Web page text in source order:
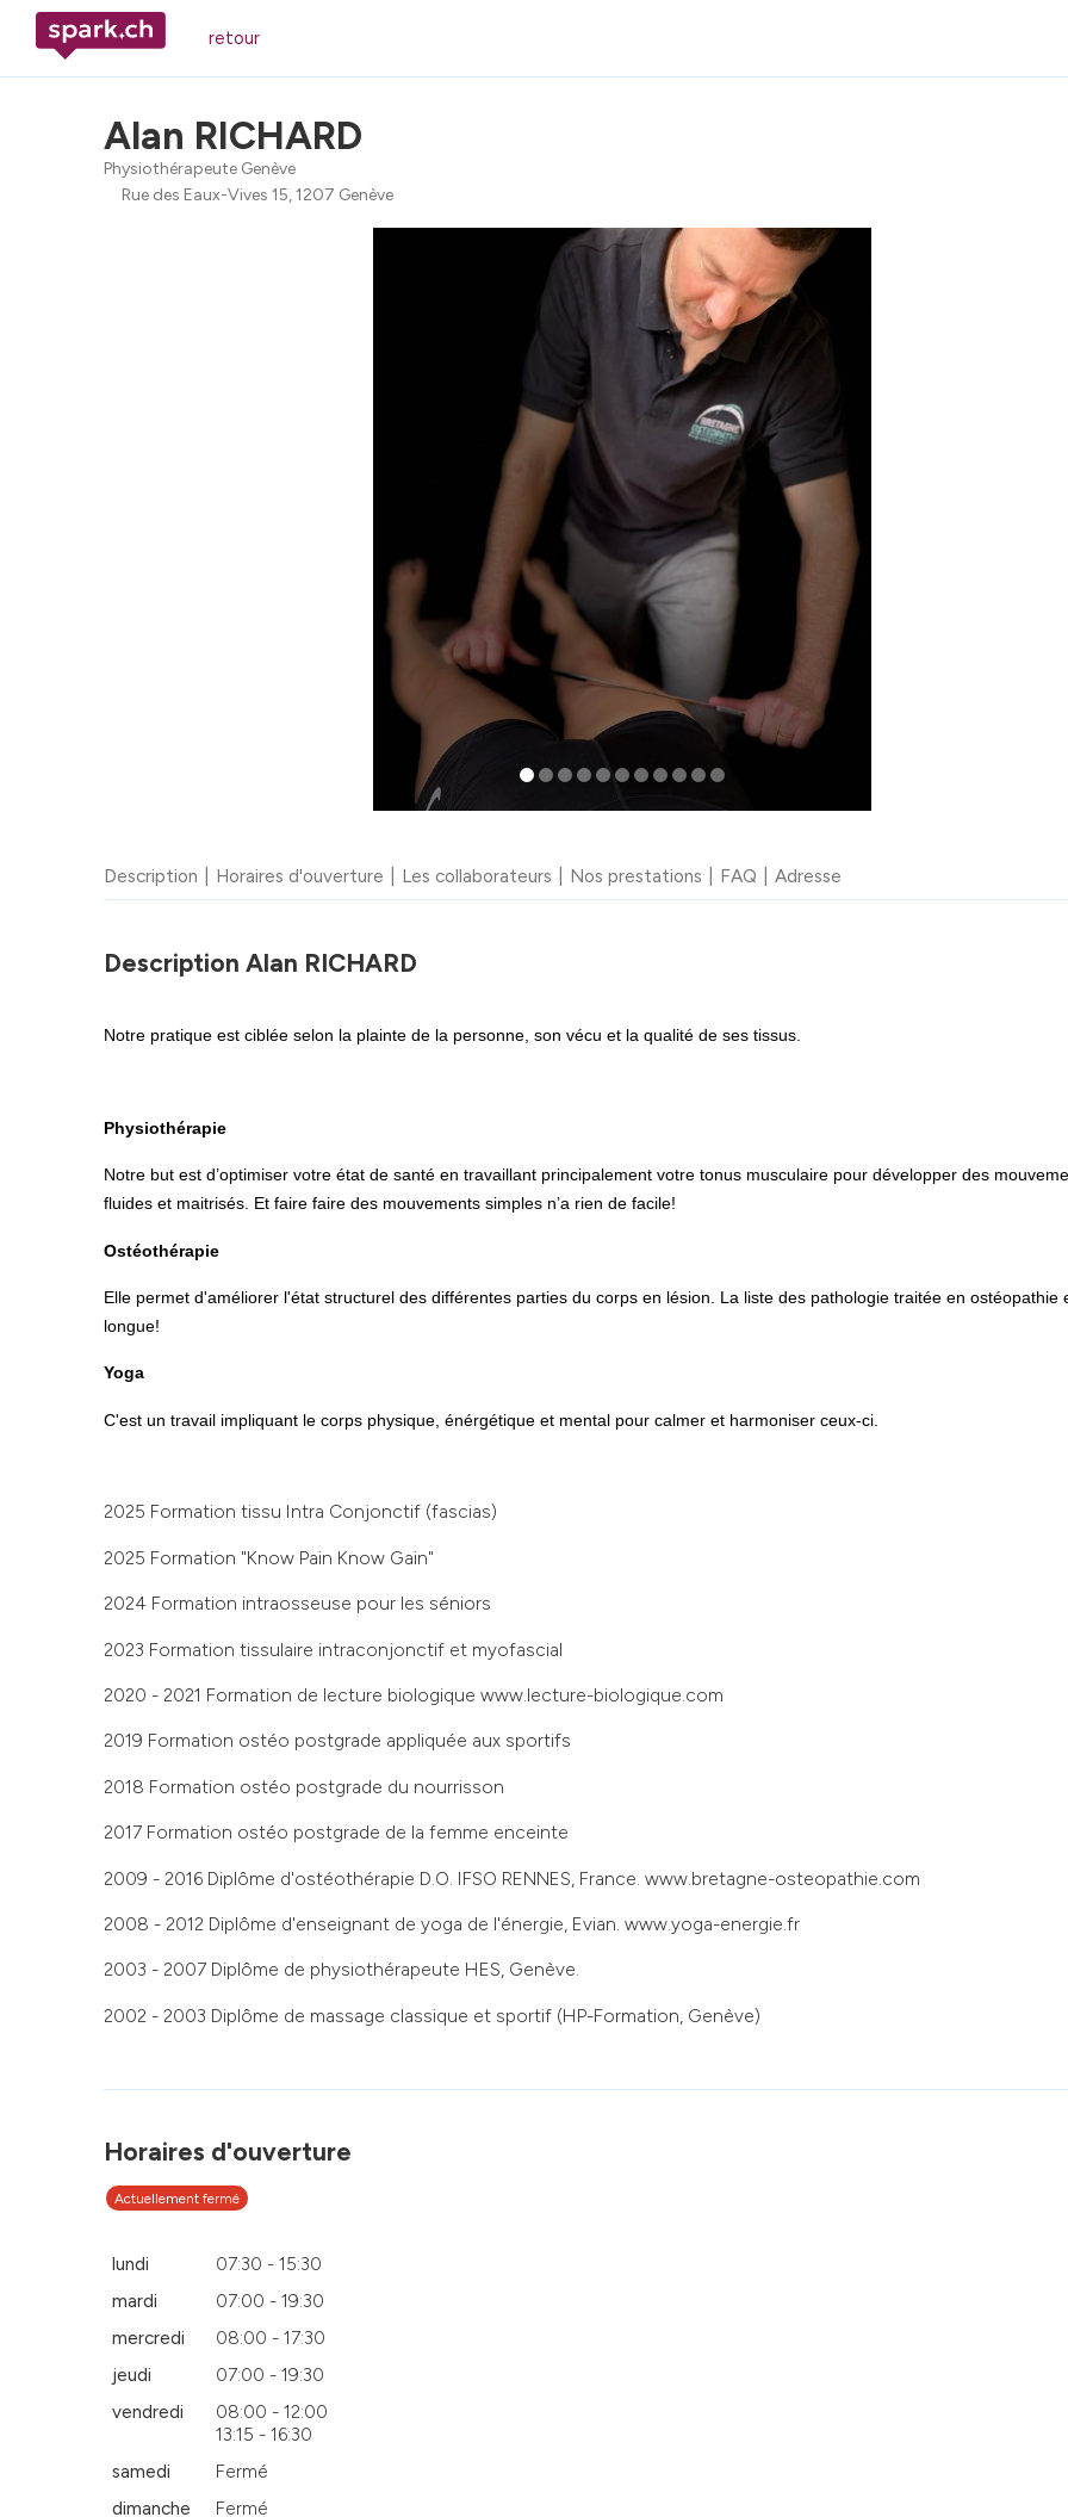
retour
Alan RICHARD
Physiothérapeute Genève
Rue des Eaux-Vives 15, 1207 Genève
Description Horaires d'ouverture Les collaborateurs Nos prestations FAQ Adresse
Description Alan RICHARD
Notre pratique est ciblée selon la plainte de la personne, son vécu et la qualité de ses tissus.
Physiothérapie
Notre but est d’optimiser votre état de santé en travaillant principalement votre tonus musculaire pour développer des
fluides et maitrisés. Et faire faire des mouvements simples n’a rien de facile!
Ostéothérapie
Elle permet d'améliorer l'état structurel des différentes parties du corps en lésion. La liste des pathologie traitée en ostéopathie
longue!
Yoga
C'est un travail impliquant le corps physique, énérgétique et mental pour calmer et harmoniser ceux-ci.
2025 Formation tissu Intra Conjonctif (fascias)
2025 Formation "Know Pain Know Gain"
2024 Formation intraosseuse pour les séniors
2023 Formation tissulaire intraconjonctif et myofascial
2020 - 2021 Formation de lecture biologique www.lecture-biologique.com
2019 Formation ostéo postgrade appliquée aux sportifs
2018 Formation ostéo postgrade du nourrisson
2017 Formation ostéo postgrade de la femme enceinte
2009 - 2016 Diplôme d'ostéothérapie D.O. IFSO RENNES, France. www.bretagne-osteopathie.com
2008 - 2012 Diplôme d'enseignant de yoga de l'énergie, Evian. www.yoga-energie.fr
2003 - 2007 Diplôme de physiothérapeute HES, Genève.
2002 - 2003 Diplôme de massage classique et sportif (HP-Formation, Genève)
Horaires d'ouverture
Actuellement fermé
lundi
07:30 - 15:30
mardi
07:00 - 19:30
mercredi
08:00 - 17:30
jeudi
07:00 - 19:30
vendredi
08:00 - 12:00
13:15 - 16:30
samedi
Fermé
dimanche
Fermé